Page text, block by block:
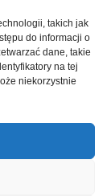
takich jak
do informacji o
dane, takie
na tej
niekorzystnie
własności
przez spółki z